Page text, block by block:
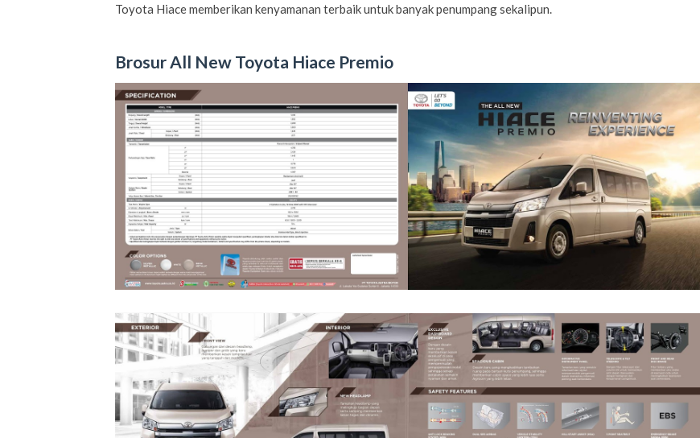
Toyota Hiace memberikan kenyamanan terbaik untuk banyak penumpang sekalipun.
Brosur All New Toyota Hiace Premio